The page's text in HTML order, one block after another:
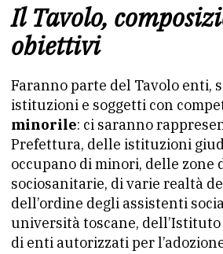
Il Tavolo,
obiettivi
Faranno parte del Tavolo enti,
istituzioni e soggetti con
minorile: ci saranno
Prefettura, delle istituzioni
occupano di minori, delle zone
sociosanitarie, di varie realtà
dell’ordine degli assistenti
università toscane,
di enti autorizzati per